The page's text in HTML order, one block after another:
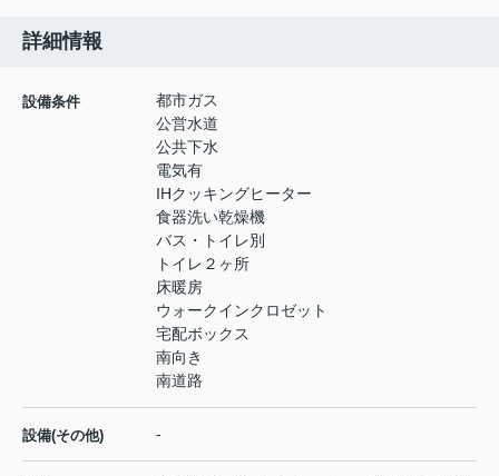
詳細情報
設備条件
都市ガス
公営水道
公共下水
電気有
IHクッキングヒーター
食器洗い乾燥機
バス・トイレ別
トイレ２ヶ所
床暖房
ウォークインクロゼット
宅配ボックス
南向き
南道路
設備(その他) -